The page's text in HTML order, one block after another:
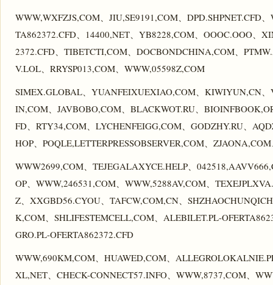
WWW,WXFZJS,COM、JIU,SE9191,COM、DPD.SHPNET.CFD
TA862372.CFD、14400,NET、YB8228,COM、OOOC.OOO、
2372.CFD、TIBETCTI,COM、DOCBONDCHINA,COM、
V.LOL、RRYSP013,COM、WWW,05598Z,COM
SIMEX.GLOBAL、YUANFEIXUEXIAO,COM、KIWIYUN,CN
IN,COM、JAVBOBO,COM、BLACKWOT.RU、
FD、RTY34,COM、LYCHENFEIGG,COM、GODZHY.RU、
HOP、POQLE,LETTERPRESSOBSERVER,COM、
WWW2699,COM、TEJEGALAXYCE.HELP、
OP、WWW,246531,COM、WWW,5288AV,COM、
Z、XXGBD56.CYOU、TAFCW,COM,CN、
K,COM、SHLIFESTEMCELL,COM、ALEBILET.PL-
GRO.PL-OFERTA862372.CFD
WWW,690KM,COM、HUAWED,COM、
XL,NET、CHECK-CONNECT57.INFO、WWW,8737,COM、